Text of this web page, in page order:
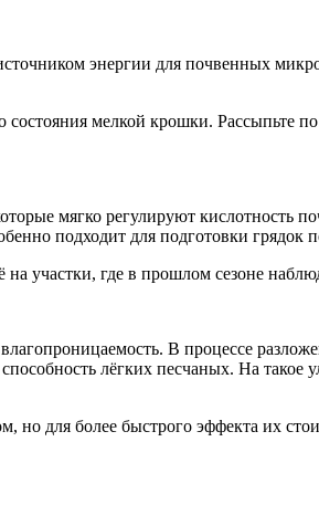
энергии для почвенных
мелкой крошки. Рассыпьте
мягко регулируют
подходит для подготовки
участки, где в прошлом сезоне
В процессе
лёгких песчаных. На
для более быстрого эффекта их